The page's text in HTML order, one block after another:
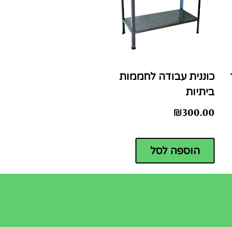
כוננית עבודה לחממות
ביתיות
₪300.00
הוספה לסל